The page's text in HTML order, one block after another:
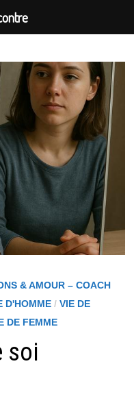
& AMOUR – COACH
D'HOMME/ VIE DE
DE FEMME
soi